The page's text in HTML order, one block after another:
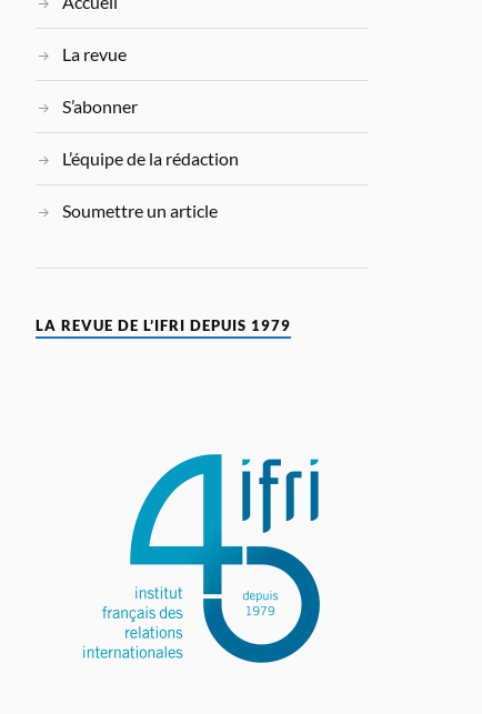
La revue
S’abonner
L’équipe de la rédaction
Soumettre un article
LA REVUE DE L’IFRI DEPUIS 1979